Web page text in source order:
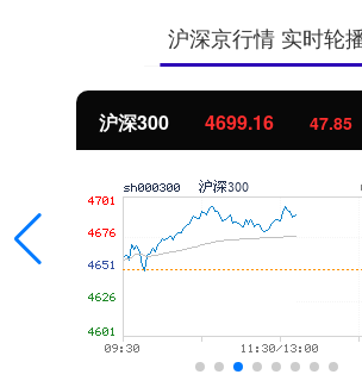
沪深京行情 实时轮
北证50 1131.30